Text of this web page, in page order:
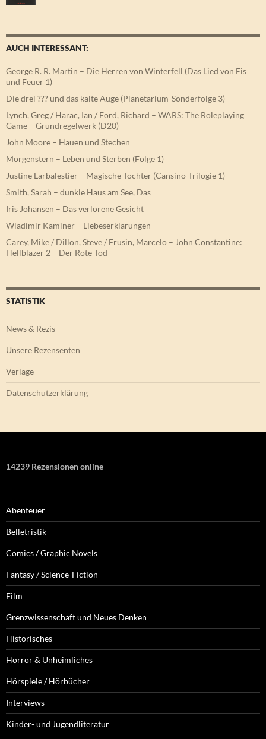
AUCH INTERESSANT:
George R. R. Martin – Die Herren von Winterfell (Das Lied von Eis
und Feuer 1)
Die drei ??? und das kalte Auge (Planetarium-Sonderfolge 3)
Lynch, Greg / Harac, Ian / Ford, Richard – WARS: The Roleplaying
Game – Grundregelwerk (D20)
John Moore – Hauen und Stechen
Morgenstern – Leben und Sterben (Folge 1)
Justine Larbalestier – Magische Töchter (Cansino-Trilogie 1)
Smith, Sarah – dunkle Haus am See, Das
Iris Johansen – Das verlorene Gesicht
Wladimir Kaminer – Liebeserklärungen
Carey, Mike / Dillon, Steve / Frusin, Marcelo – John Constantine:
Hellblazer 2 – Der Rote Tod
STATISTIK
News & Rezis
Unsere Rezensenten
Verlage
Datenschutzerklärung
14239 Rezensionen online
Abenteuer
Belletristik
Comics / Graphic Novels
Fantasy / Science-Fiction
Film
Grenzwissenschaft und Neues Denken
Historisches
Horror & Unheimliches
Hörspiele / Hörbücher
Interviews
Kinder- und Jugendliteratur